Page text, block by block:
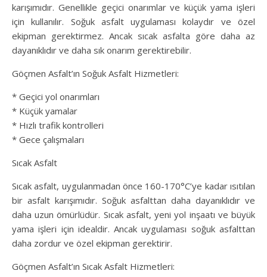
karışımıdır. Genellikle geçici onarımlar ve küçük yama işleri
için kullanılır. Soğuk asfalt uygulaması kolaydır ve özel
ekipman gerektirmez. Ancak sıcak asfalta göre daha az
dayanıklıdır ve daha sık onarım gerektirebilir.
Göçmen Asfalt’ın Soğuk Asfalt Hizmetleri:
* Geçici yol onarımları
* Küçük yamalar
* Hızlı trafik kontrolleri
* Gece çalışmaları
Sıcak Asfalt
Sıcak asfalt, uygulanmadan önce 160-170°C’ye kadar ısıtılan
bir asfalt karışımıdır. Soğuk asfalttan daha dayanıklıdır ve
daha uzun ömürlüdür. Sıcak asfalt, yeni yol inşaatı ve büyük
yama işleri için idealdir. Ancak uygulaması soğuk asfalttan
daha zordur ve özel ekipman gerektirir.
Göçmen Asfalt’ın Sıcak Asfalt Hizmetleri: